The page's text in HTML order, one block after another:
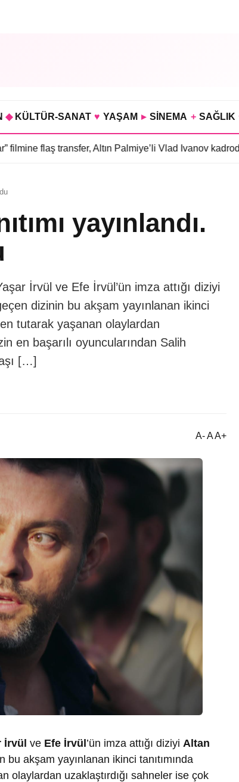
◆ KÜLTÜR-SANAT ♥ YAŞAM ▸ SİNEMA + SAĞLIK
transfer, Altın Palmiye’li Vlad Ivanov kadroda•3 bölümü
yayınlandı.
İrvül ve Efe İrvül’ün imza attığı diziyi
dizinin bu akşam yayınlanan ikinci
tutarak yaşanan olaylardan
en başarılı oyuncularından Salih
[…]
A- A A+
İrvül ve Efe İrvül’ün imza attığı diziyi Altan
bu akşam yayınlanan ikinci tanıtımında
olaylardan uzaklaştırdığı sahneler ise çok